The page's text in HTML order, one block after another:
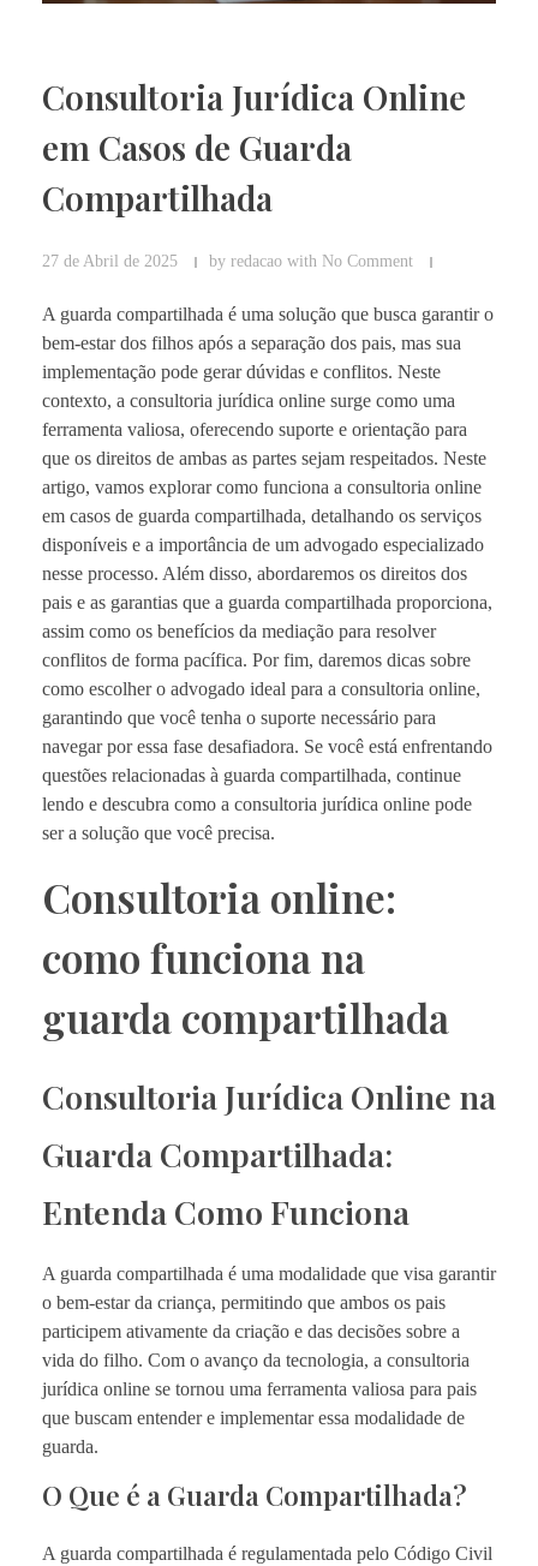
Consultoria Jurídica Online
em Casos de Guarda
Compartilhada
27 de Abril de 2025 by redacao with No Comment
A guarda compartilhada é uma solução que busca garantir o
bem-estar dos filhos após a separação dos pais, mas sua
implementação pode gerar dúvidas e conflitos. Neste
contexto, a consultoria jurídica online surge como uma
ferramenta valiosa, oferecendo suporte e orientação para
que os direitos de ambas as partes sejam respeitados. Neste
artigo, vamos explorar como funciona a consultoria online
em casos de guarda compartilhada, detalhando os serviços
disponíveis e a importância de um advogado especializado
nesse processo. Além disso, abordaremos os direitos dos
pais e as garantias que a guarda compartilhada proporciona,
assim como os benefícios da mediação para resolver
conflitos de forma pacífica. Por fim, daremos dicas sobre
como escolher o advogado ideal para a consultoria online,
garantindo que você tenha o suporte necessário para
navegar por essa fase desafiadora. Se você está enfrentando
questões relacionadas à guarda compartilhada, continue
lendo e descubra como a consultoria jurídica online pode
ser a solução que você precisa.
Consultoria online:
como funciona na
guarda compartilhada
Consultoria Jurídica Online na
Guarda Compartilhada:
Entenda Como Funciona
A guarda compartilhada é uma modalidade que visa garantir
o bem-estar da criança, permitindo que ambos os pais
participem ativamente da criação e das decisões sobre a
vida do filho. Com o avanço da tecnologia, a consultoria
jurídica online se tornou uma ferramenta valiosa para pais
que buscam entender e implementar essa modalidade de
guarda.
O Que é a Guarda Compartilhada?
A guarda compartilhada é regulamentada pelo Código Civil